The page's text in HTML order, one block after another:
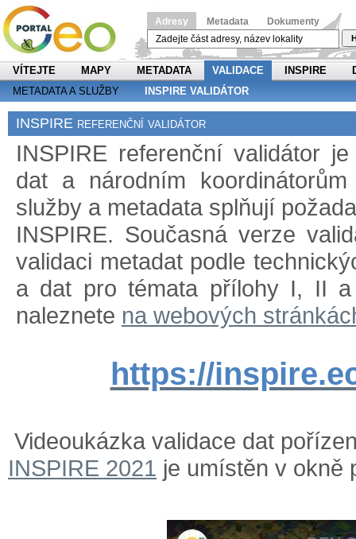
Adresy Metadata Dokumenty
VÍTEJTE MAPY METADATA VALIDACE INSPIRE
METADATA A SLUŽBY
INSPIRE VALIDÁTOR
INSPIRE referenční validátor
INSPIRE referenční validátor
dat a národním
služby a metadata splňují
INSPIRE. Současná verze
validaci metadat podle
a dat pro témata přílohy I, II a
naleznete na webových
https://
Videoukázka validace dat
INSPIRE 2021 je umístěn v okně